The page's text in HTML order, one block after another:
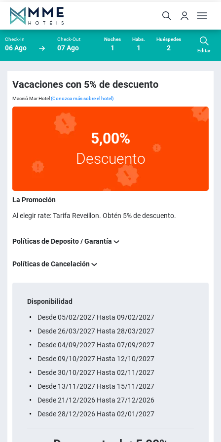
Check-In
06 Ago
Check-Out
07 Ago
Noches
1
Habs.
1
Huéspedes
2 Editar
Vacaciones con 5% de descuento
Maceió Mar Hotel (Conozca más sobre el hotel)
5,00%
Descuento
La Promoción
Al elegir rate: Tarifa Reveillon. Obtén 5% de descuento.
Políticas de Deposito / Garantía
Políticas de Cancelación
Disponibilidad
Desde 05/02/2027 Hasta 09/02/2027
Desde 26/03/2027 Hasta 28/03/2027
Desde 04/09/2027 Hasta 07/09/2027
Desde 09/10/2027 Hasta 12/10/2027
Desde 30/10/2027 Hasta 02/11/2027
Desde 13/11/2027 Hasta 15/11/2027
Desde 21/12/2026 Hasta 27/12/2026
Desde 28/12/2026 Hasta 02/01/2027